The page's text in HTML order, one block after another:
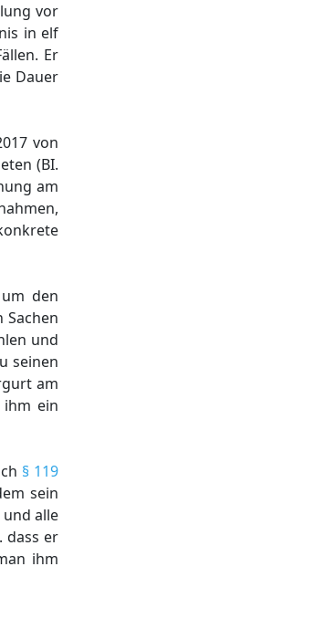
vor
in elf
Er
Dauer
von
(BI.
am
den
und
seinen
am
ihm ein
§ 119
sein
alle
dass er
ihm